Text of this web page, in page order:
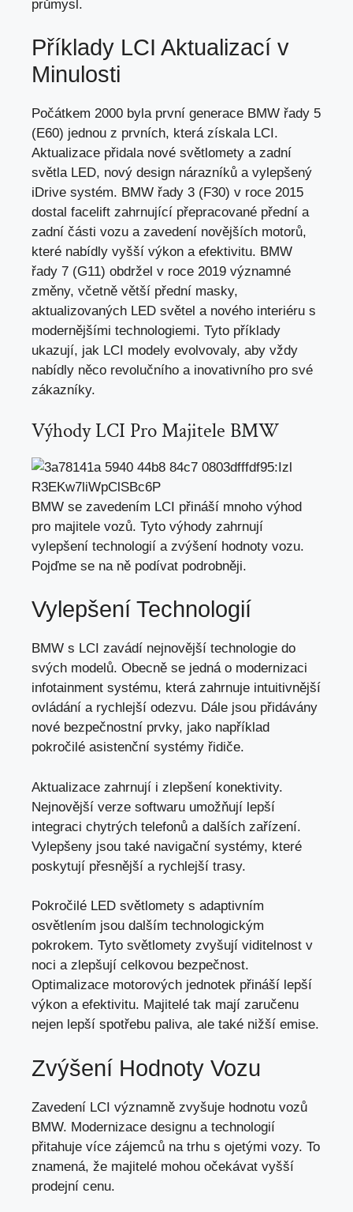
průmysl.
Příklady LCI Aktualizací v
Minulosti
Počátkem 2000 byla první generace BMW řady 5
(E60) jednou z prvních, která získala LCI.
Aktualizace přidala nové světlomety a zadní
světla LED, nový design nárazníků a vylepšený
iDrive systém. BMW řady 3 (F30) v roce 2015
dostal facelift zahrnující přepracované přední a
zadní části vozu a zavedení novějších motorů,
které nabídly vyšší výkon a efektivitu. BMW
řady 7 (G11) obdržel v roce 2019 významné
změny, včetně větší přední masky,
aktualizovaných LED světel a nového interiéru s
modernějšími technologiemi. Tyto příklady
ukazují, jak LCI modely evolvovaly, aby vždy
nabídly něco revolučního a inovativního pro své
zákazníky.
Výhody LCI Pro Majitele BMW
BMW se zavedením LCI přináší mnoho výhod
pro majitele vozů. Tyto výhody zahrnují
vylepšení technologií a zvýšení hodnoty vozu.
Pojďme se na ně podívat podrobněji.
Vylepšení Technologií
BMW s LCI zavádí nejnovější technologie do
svých modelů. Obecně se jedná o modernizaci
infotainment systému, která zahrnuje intuitivnější
ovládání a rychlejší odezvu. Dále jsou přidávány
nové bezpečnostní prvky, jako například
pokročilé asistenční systémy řidiče.
Aktualizace zahrnují i zlepšení konektivity.
Nejnovější verze softwaru umožňují lepší
integraci chytrých telefonů a dalších zařízení.
Vylepšeny jsou také navigační systémy, které
poskytují přesnější a rychlejší trasy.
Pokročilé LED světlomety s adaptivním
osvětlením jsou dalším technologickým
pokrokem. Tyto světlomety zvyšují viditelnost v
noci a zlepšují celkovou bezpečnost.
Optimalizace motorových jednotek přináší lepší
výkon a efektivitu. Majitelé tak mají zaručenu
nejen lepší spotřebu paliva, ale také nižší emise.
Zvýšení Hodnoty Vozu
Zavedení LCI významně zvyšuje hodnotu vozů
BMW. Modernizace designu a technologií
přitahuje více zájemců na trhu s ojetými vozy. To
znamená, že majitelé mohou očekávat vyšší
prodejní cenu.